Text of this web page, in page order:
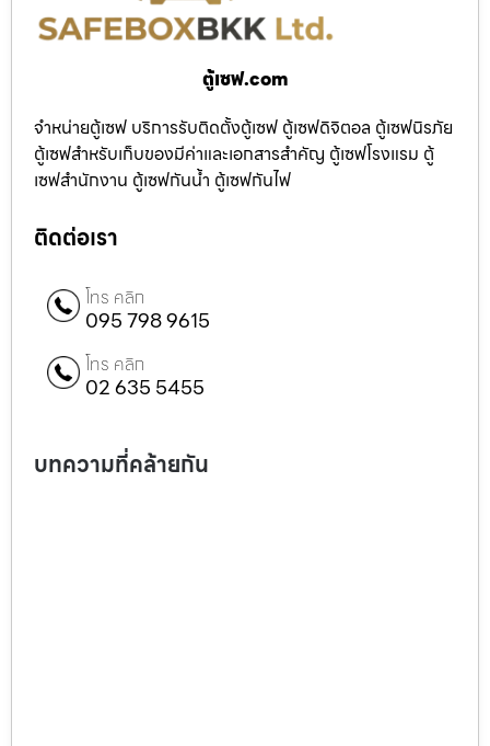
ตู้เซฟ.com
จำหน่ายตู้เซฟ บริการรับติดตั้งตู้เซฟ ตู้เซฟดิจิตอล ตู้เซฟนิรภัย
ตู้เซฟสำหรับเก็บของมีค่าและเอกสารสำคัญ ตู้เซฟโรงแรม ตู้
เซฟสำนักงาน ตู้เซฟกันน้ำ ตู้เซฟกันไฟ
ติดต่อเรา
โทร คลิก
095 798 9615
โทร คลิก
02 635 5455
บทความที่คล้ายกัน